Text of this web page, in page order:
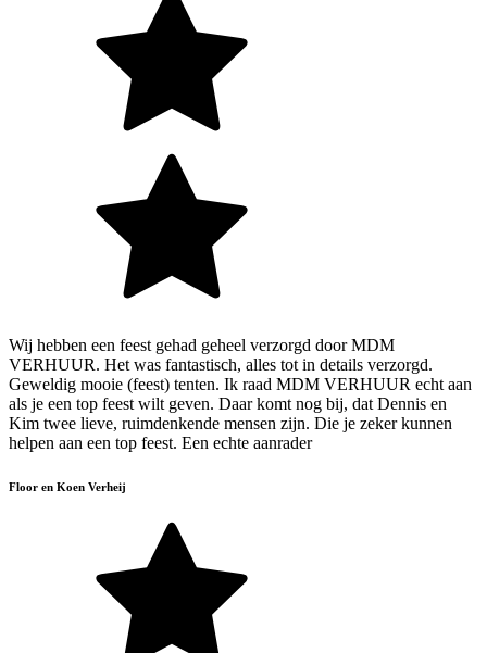
Wij hebben een feest gehad geheel verzorgd door MDM
VERHUUR. Het was fantastisch, alles tot in details verzorgd.
Geweldig mooie (feest) tenten. Ik raad MDM VERHUUR echt aan
als je een top feest wilt geven. Daar komt nog bij, dat Dennis en
Kim twee lieve, ruimdenkende mensen zijn. Die je zeker kunnen
helpen aan een top feest. Een echte aanrader
Floor en Koen Verheij